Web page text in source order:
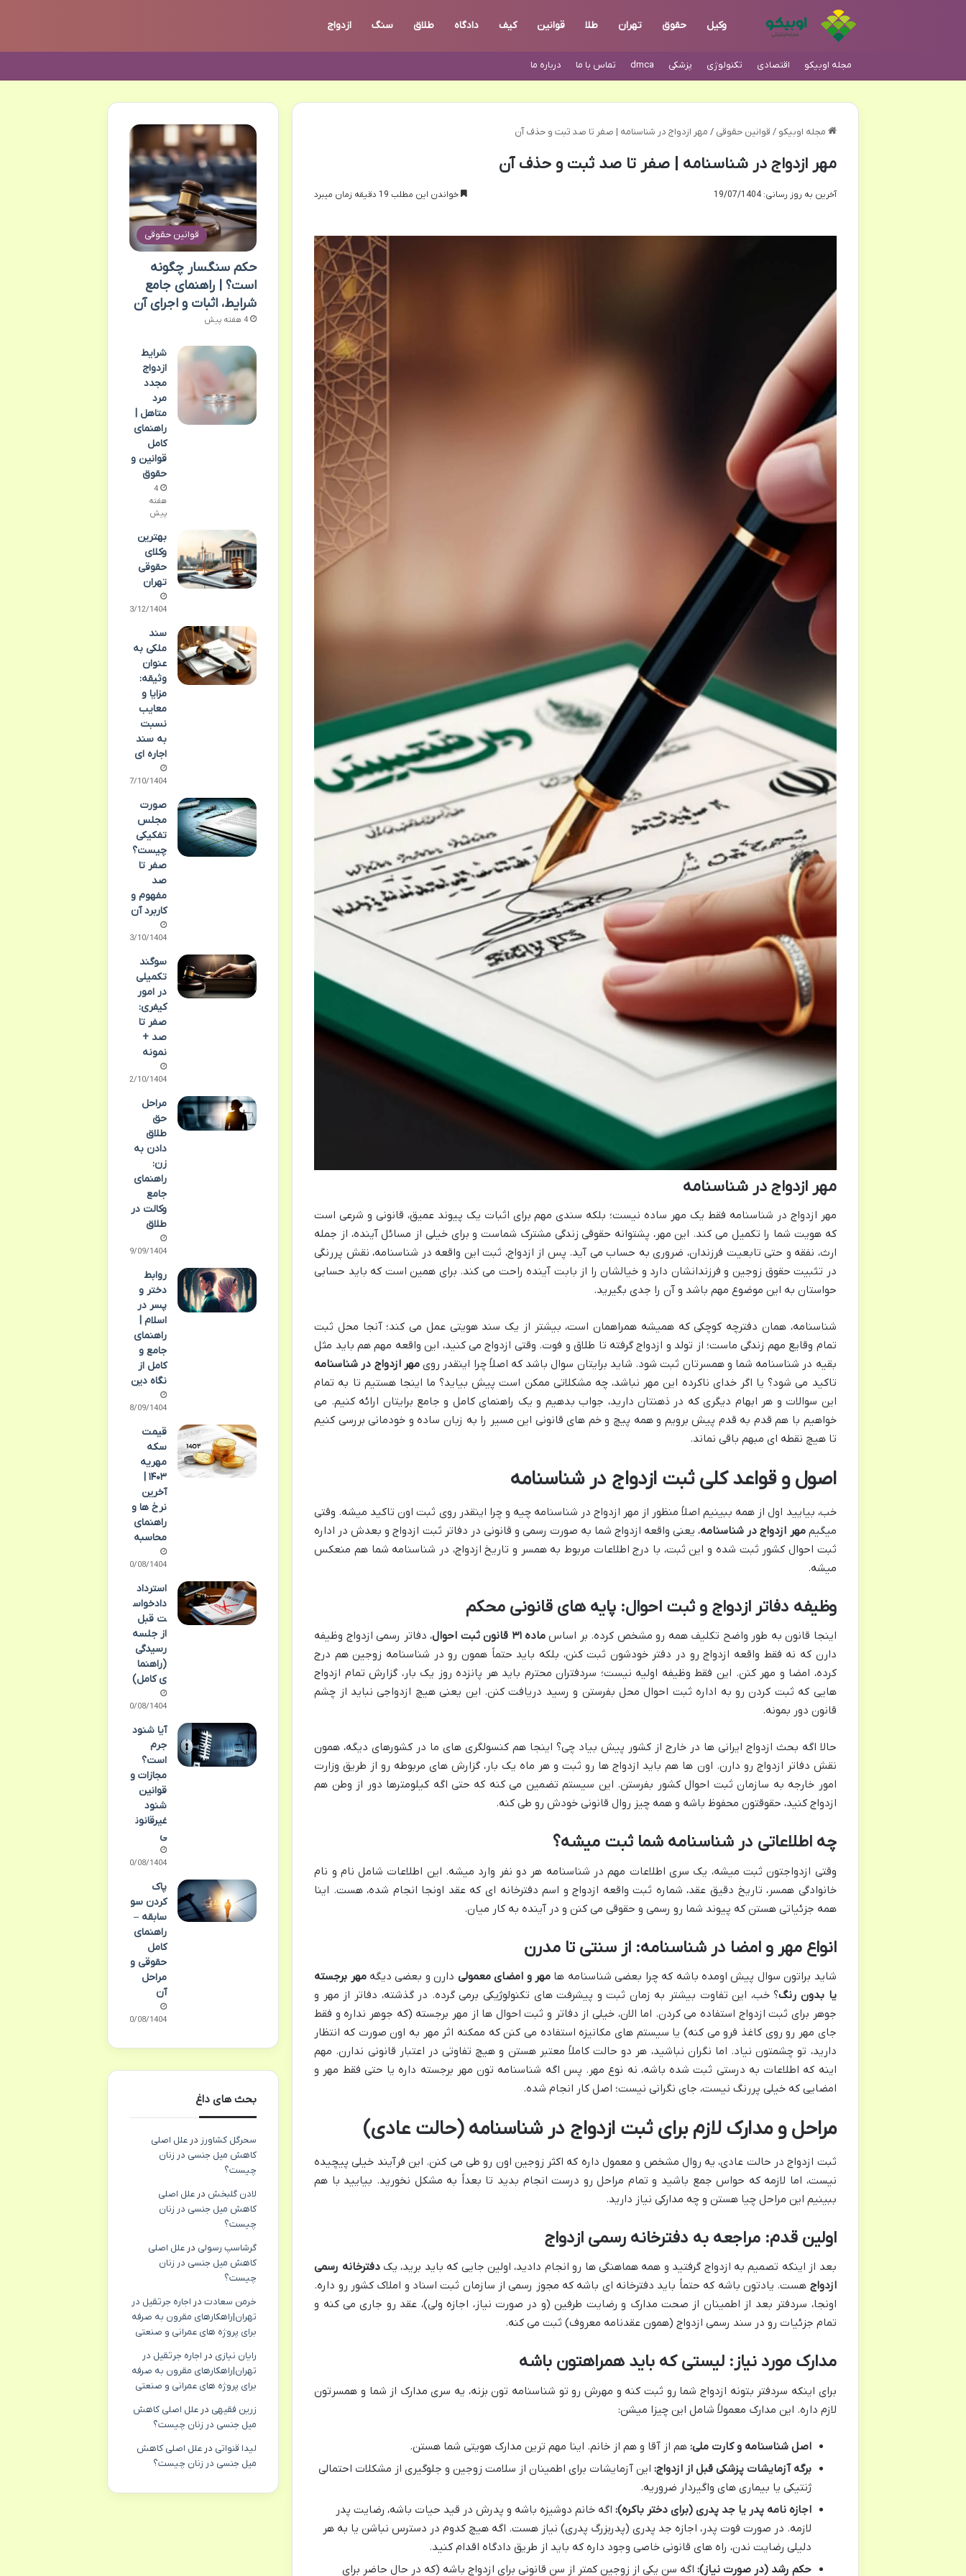
وکیل حقوق تهران طلا قوانین کیف دادگاه طلاق سنگ ازدواج
مجله اوبیکو اقتصادی تکنولوژی پزشکی dmca تماس با ما درباره ما
مجله اوبیکو / قوانین حقوقی / مهر ازدواج در شناسنامه | صفر تا صد ثبت و حذف آن
مهر ازدواج در شناسنامه | صفر تا صد ثبت و حذف آن
آخرین به روز رسانی: 19/07/1404 خواندن این مطلب 19 دقیقه زمان میبرد
مهر ازدواج در شناسنامه
مهر ازدواج در شناسنامه فقط یک مهر ساده نیست؛ بلکه سندی مهم برای اثبات یک پیوند عمیق، قانونی و شرعی است
که هویت شما را تکمیل می کند. این مهر، پشتوانه حقوقی زندگی مشترک شماست و برای خیلی از مسائل آینده، از جمله
ارث، نفقه و حتی تابعیت فرزندان، ضروری به حساب می آید. پس از ازدواج، ثبت این واقعه در شناسنامه، نقش پررنگی
در تثبیت حقوق زوجین و فرزندانشان دارد و خیالشان را از بابت آینده راحت می کند. برای همین است که باید حسابی
حواستان به این موضوع مهم باشد و آن را جدی بگیرید.
شناسنامه، همان دفترچه کوچکی که همیشه همراهمان است، بیشتر از یک سند هویتی عمل می کند؛ آنجا محل ثبت
تمام وقایع مهم زندگی ماست؛ از تولد و ازدواج گرفته تا طلاق و فوت. وقتی ازدواج می کنید، این واقعه مهم هم باید مثل
بقیه در شناسنامه شما و همسرتان ثبت شود. شاید برایتان سوال باشد که اصلاً چرا اینقدر رویمهر ازدواج در شناسنامه
تاکید می شود؟ یا اگر خدای ناکرده این مهر نباشد، چه مشکلاتی ممکن است پیش بیاید؟ ما اینجا هستیم تا به تمام
این سوالات و هر ابهام دیگری که در ذهنتان دارید، جواب بدهیم و یک راهنمای کامل و جامع برایتان ارائه کنیم. می
خواهیم با هم قدم به قدم پیش برویم و همه پیچ و خم های قانونی این مسیر را به زبان ساده و خودمانی بررسی کنیم
تا هیچ نقطه ای مبهم باقی نماند.
اصول و قواعد کلی ثبت ازدواج در شناسنامه
خب، بیایید اول از همه ببینیم اصلاً منظور از مهر ازدواج در شناسنامه چیه و چرا اینقدر روی ثبت اون تاکید میشه. وقتی
میگیممهر ازدواج در شناسنامه، یعنی واقعه ازدواج شما به صورت رسمی و قانونی در دفاتر ثبت ازدواج و بعدش در اداره
ثبت احوال کشور ثبت شده و این ثبت، با درج اطلاعات مربوط به همسر و تاریخ ازدواج، در شناسنامه شما هم منعکس
میشه.
وظیفه دفاتر ازدواج و ثبت احوال: پایه های قانونی محکم
اینجا قانون به طور واضح تکلیف همه رو مشخص کرده. بر اساس ماده ۳۱ قانون ثبت احوال
، دفاتر رسمی ازدواج وظیفه
دارن که نه فقط واقعه ازدواج رو در دفتر خودشون ثبت کنن، بلکه باید حتماً همون رو در شناسنامه زوجین هم درج
کرده، امضا و مهر کنن. این فقط وظیفه اولیه نیست؛ سردفتران محترم باید هر پانزده روز یک بار، گزارش تمام ازدواج
هایی که ثبت کردن رو به اداره ثبت احوال محل بفرستن و رسید دریافت کنن. این یعنی هیچ ازدواجی نباید از چشم
قانون دور بمونه.
حالا اگه بحث ازدواج ایرانی ها در خارج از کشور پیش بیاد چی؟ اینجا هم کنسولگری های ما در کشورهای دیگه، همون
نقش دفاتر ازدواج رو دارن. اون ها هم باید ازدواج ها رو ثبت و هر ماه یک بار، گزارش های مربوطه رو از طریق وزارت
امور خارجه به سازمان ثبت احوال کشور بفرستن. این سیستم تضمین می کنه که حتی اگه کیلومترها دور از وطن هم
ازدواج کنید، حقوقتون محفوظ باشه و همه چیز روال قانونی خودش رو طی کنه.
چه اطلاعاتی در شناسنامه شما ثبت میشه؟
وقتی ازدواجتون ثبت میشه، یک سری اطلاعات مهم در شناسنامه هر دو نفر وارد میشه. این اطلاعات شامل نام و نام
خانوادگی همسر، تاریخ دقیق عقد، شماره ثبت واقعه ازدواج و اسم دفترخانه ای که عقد اونجا انجام شده، هست. اینا
همه جزئیاتی هستن که پیوند شما رو رسمی و حقوقی می کنن و در آینده به کار میان.
انواع مهر و امضا در شناسنامه: از سنتی تا مدرن
شاید براتون سوال پیش اومده باشه که چرا بعضی شناسنامه ها مهر و امضای معمولی دارن و بعضی دیگهمهر برجسته
یا بدون رنگ؟ خب، این تفاوت بیشتر به زمان ثبت و پیشرفت های تکنولوژیکی برمی گرده. در گذشته، دفاتر از مهر و
جوهر برای ثبت ازدواج استفاده می کردن. اما الان، خیلی از دفاتر و ثبت احوال ها از مهر برجسته (که جوهر نداره و فقط
جای مهر رو روی کاغذ فرو می کنه) یا سیستم های مکانیزه استفاده می کنن که ممکنه اثر مهر به اون صورت که انتظار
دارید، تو چشمتون نیاد. اما نگران نباشید، هر دو حالت کاملاً معتبر هستن و هیچ تفاوتی در اعتبار قانونی ندارن. مهم
اینه که اطلاعات به درستی ثبت شده باشه، نه نوع مهر. پس اگه شناسنامه تون مهر برجسته داره یا حتی فقط مهر و
امضایی که خیلی پررنگ نیست، جای نگرانی نیست؛ اصل کار انجام شده.
مراحل و مدارک لازم برای ثبت ازدواج در شناسنامه (حالت عادی)
ثبت ازدواج در حالت عادی، یه روال مشخص و معمول داره که اکثر زوجین اون رو طی می کنن. این فرآیند خیلی پیچیده
نیست، اما لازمه که حواس جمع باشید و تمام مراحل رو درست انجام بدید تا بعداً به مشکل نخورید. بیایید با هم
ببینیم این مراحل چیا هستن و چه مدارکی نیاز دارید.
اولین قدم: مراجعه به دفترخانه رسمی ازدواج
بعد از اینکه تصمیم به ازدواج گرفتید و همه هماهنگی ها رو انجام دادید، اولین جایی که باید برید، یکدفترخانه رسمی
ازدواج هست. یادتون باشه که حتماً باید دفترخانه ای باشه که مجوز رسمی از سازمان ثبت اسناد و املاک کشور رو داره.
اونجا، سردفتر بعد از اطمینان از صحت مدارک و رضایت طرفین (و در صورت نیاز، اجازه ولی)، عقد رو جاری می کنه و
تمام جزئیات رو در سند رسمی ازدواج (همون عقدنامه معروف) ثبت می کنه.
مدارک مورد نیاز: لیستی که باید همراهتون باشه
برای اینکه سردفتر بتونه ازدواج شما رو ثبت کنه و مهرش رو تو شناسنامه تون بزنه، یه سری مدارک از شما و همسرتون
لازم داره. این مدارک معمولاً شامل این چیزا میشن:
اصل شناسنامه و کارت ملی: هم از آقا و هم از خانم. اینا مهم ترین مدارک هویتی شما هستن.
برگه آزمایشات پزشکی قبل از ازدواج: این آزمایشات برای اطمینان از سلامت زوجین و جلوگیری از مشکلات احتمالی
ژنتیکی یا بیماری های واگیردار ضروریه.
اجازه نامه پدر یا جد پدری (برای دختر باکره): اگه خانم دوشیزه باشه و پدرش در قید حیات باشه، رضایت پدر
لازمه. در صورت فوت پدر، اجازه جد پدری (پدربزرگ پدری) نیاز هست. اگه هیچ کدوم در دسترس نباشن یا به هر
دلیلی رضایت ندن، راه های قانونی خاصی وجود داره که باید از طریق دادگاه اقدام کنید.
حکم رشد (در صورت نیاز): اگه سن یکی از زوجین کمتر از سن قانونی برای ازدواج باشه (که در حال حاضر برای
قوانین حقوقی
حکم سنگسار چگونه
است؟ | راهنمای جامع
شرایط، اثبات و اجرای آن
4 هفته پیش
شرایط
ازدواج
مجدد
مرد
متاهل |
راهنمای
کامل
قوانین و
حقوق
4
هفته
پیش
بهترین
وکلای
حقوقی
تهران
03/12/1404
سند
ملکی به
عنوان
وثیقه:
مزایا و
معایب
نسبت
به سند
اجاره ای
07/10/1404
صورت
مجلس
تفکیکی
چیست؟
صفر تا
صد
مفهوم و
کاربرد آن
03/10/1404
سوگند
تکمیلی
در امور
کیفری:
صفر تا
صد +
نمونه
02/10/1404
مراحل
حق
طلاق
دادن به
زن:
راهنمای
جامع
وکالت در
طلاق
29/09/1404
روابط
دختر و
پسر در
اسلام |
راهنمای
جامع و
کامل از
نگاه دین
28/09/1404
قیمت
سکه
مهریه
۱۴۰۳ |
آخرین
نرخ ها و
راهنمای
محاسبه
10/08/1404
استرداد
دادخواس
ت قبل
از جلسه
رسیدگی
(راهنما
ی کامل)
10/08/1404
آیا شنود
جرم
است؟
مجازات و
قوانین
شنود
غیرقانون
ی
10/08/1404
پاک
کردن سو
سابقه –
راهنمای
کامل
حقوقی و
مراحل
آن
10/08/1404
بحث های داغ
سحرگل کشاورز در علل اصلی
کاهش میل جنسی در زنان
چیست؟
لادن گلبخش در علل اصلی
کاهش میل جنسی در زنان
چیست؟
گرشاسپ رسولی در علل اصلی
کاهش میل جنسی در زنان
چیست؟
خرمن سعادتدر اجاره جرثقیل در
تهران|راهکارهای مقرون به صرفه
برای پروژه های عمرانی و صنعتی
رایان نیازی در اجاره جرثقیل در
تهران|راهکارهای مقرون به صرفه
برای پروژه های عمرانی و صنعتی
زرین فقیهی در علل اصلی کاهش
میل جنسی در زنان چیست؟
لیدا قنواتی در علل اصلی کاهش
میل جنسی در زنان چیست؟